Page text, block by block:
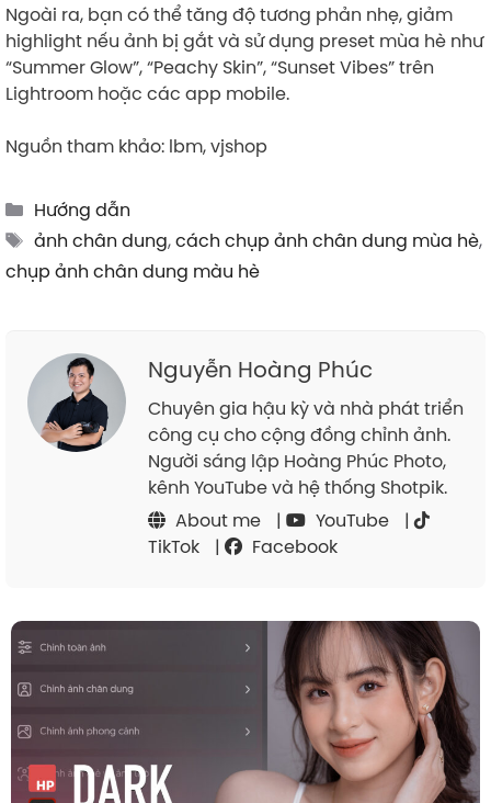
Ngoài ra, bạn có thể tăng độ tương phản nhẹ, giảm
highlight nếu ảnh bị gắt và sử dụng preset mùa hè như
“Summer Glow”, “Peachy Skin”, “Sunset Vibes” trên
Lightroom hoặc các app mobile.
Nguồn tham khảo: lbm, vjshop
Categories
Hướng dẫn
Tags
ảnh chân dung,cách chụp ảnh chân dung mùa hè,
chụp ảnh chân dung màu hè
Nguyễn Hoàng Phúc
Chuyên gia hậu kỳ và nhà phát triển
công cụ cho cộng đồng chỉnh ảnh.
Người sáng lập Hoàng Phúc Photo,
kênh YouTube và hệ thống Shotpik.
About me
| YouTube
|
TikTok
| Facebook